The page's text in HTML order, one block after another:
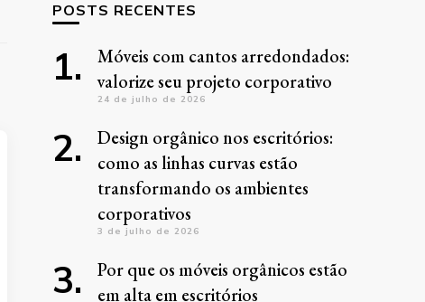
POSTS RECENTES
Móveis com cantos arredondados:
valorize seu projeto corporativo
24 de julho de 2026
Design orgânico nos escritórios:
como as linhas curvas estão
transformando os ambientes
corporativos
3 de julho de 2026
Por que os móveis orgânicos estão
em alta em escritórios